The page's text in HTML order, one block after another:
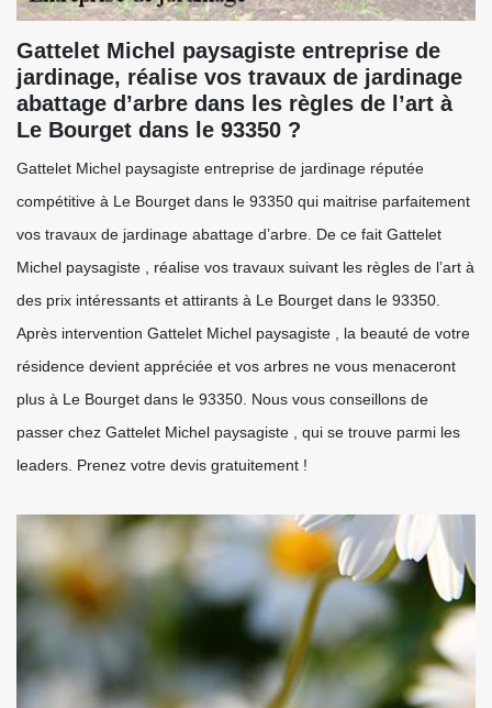
Gattelet Michel paysagiste entreprise de
jardinage, réalise vos travaux de jardinage
abattage d’arbre dans les règles de l’art à
Le Bourget dans le 93350 ?
Gattelet Michel paysagiste entreprise de jardinage réputée
compétitive à Le Bourget dans le 93350 qui maitrise parfaitement
vos travaux de jardinage abattage d’arbre. De ce fait Gattelet
Michel paysagiste , réalise vos travaux suivant les règles de l’art à
des prix intéressants et attirants à Le Bourget dans le 93350.
Après intervention Gattelet Michel paysagiste , la beauté de votre
résidence devient appréciée et vos arbres ne vous menaceront
plus à Le Bourget dans le 93350. Nous vous conseillons de
passer chez Gattelet Michel paysagiste , qui se trouve parmi les
leaders. Prenez votre devis gratuitement !